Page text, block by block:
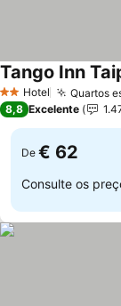
2 Estrelas
Hotel Quartos
Tango Inn
8,8 Excelente
De € 62
Consulte os